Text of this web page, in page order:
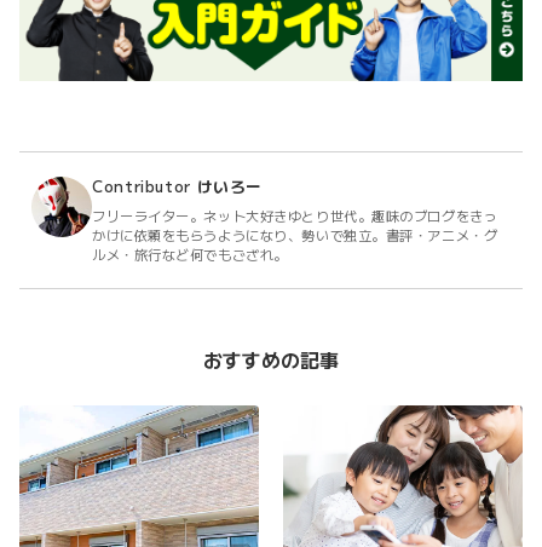
Contributor けいろー
フリーライター。ネット大好きゆとり世代。趣味のブログをきっ
かけに依頼をもらうようになり、勢いで独立。書評・アニメ・グ
ルメ・旅行など何でもござれ。
おすすめの記事